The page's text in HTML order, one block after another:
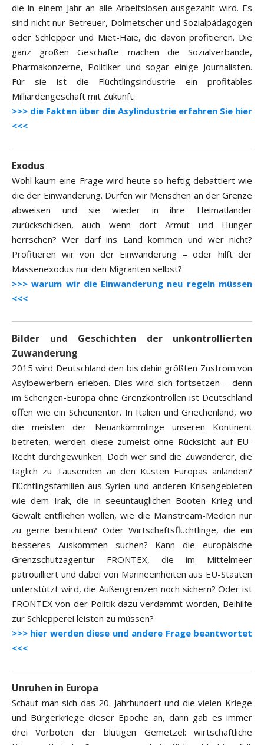
die in einem Jahr an alle Arbeitslosen ausgezahlt wird. Es
sind nicht nur Betreuer, Dolmetscher und Sozialpädagogen
oder Schlepper und Miet-Haie, die davon profitieren. Die
ganz großen Geschäfte machen die Sozialverbände,
Pharmakonzerne, Politiker und sogar einige Journalisten.
Für sie ist die Flüchtlingsindustrie ein profitables
Milliardengeschäft mit Zukunft.
>>> die Fakten über die Asylindustrie erfahren Sie hier
<<<
Exodus
Wohl kaum eine Frage wird heute so heftig debattiert wie
die der Einwanderung. Dürfen wir Menschen an der Grenze
abweisen und sie wieder in ihre Heimatländer
zurückschicken, auch wenn dort Armut und Hunger
herrschen? Wer darf ins Land kommen und wer nicht?
Profitieren wir von der Einwanderung – oder hilft der
Massenexodus nur den Migranten selbst?
>>> warum wir die Einwanderung neu regeln müssen
<<<
Bilder und Geschichten der unkontrollierten
Zuwanderung
2015 wird Deutschland den bis dahin größten Zustrom von
Asylbewerbern erleben. Dies wird sich fortsetzen – denn
im Schengen-Europa ohne Grenzkontrollen ist Deutschland
offen wie ein Scheunentor. In Italien und Griechenland, wo
die meisten der Neuankömmlinge unseren Kontinent
betreten, werden diese zumeist ohne Rücksicht auf EU-
Recht durchgewunken. Doch wer sind die Zuwanderer, die
täglich zu Tausenden an den Küsten Europas anlanden?
Flüchtlingsfamilien aus Syrien und anderen Krisengebieten
wie dem Irak, die in seeuntauglichen Booten Krieg und
Gewalt entfliehen wollen, wie die Mainstream-Medien nur
zu gerne berichten? Oder Wirtschaftsflüchtlinge, die ein
besseres Auskommen suchen? Kann die europäische
Grenzschutzagentur FRONTEX, die im Mittelmeer
patrouilliert und dabei von Marineeinheiten aus EU-Staaten
unterstützt wird, die Außengrenzen noch sichern? Oder ist
FRONTEX von der Politik dazu verdammt worden, Beihilfe
zur Schlepperei leisten zu müssen?
>>> hier werden diese und andere Frage beantwortet
<<<
Unruhen in Europa
Schaut man sich das 20. Jahrhundert und die vielen Kriege
und Bürgerkriege dieser Epoche an, dann gab es immer
drei Vorboten der blutigen Gemetzel: wirtschaftliche